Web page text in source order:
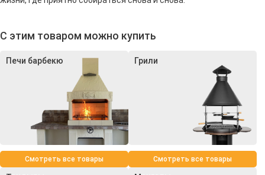
С этим товаром можно купить
Печи барбекю
Смотреть все товары
Грили
Смотреть все товары